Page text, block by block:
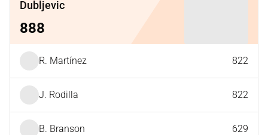
Dubljevic
888
R. Martínez 822
J. Rodilla 822
B. Branson 629